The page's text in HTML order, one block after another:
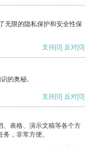
无限的隐私保护和安全性保
支持[0] 反对[0]
的奥秘。
支持[0] 反对[0]
、表格、演示文稿等各个方
，非常方便。